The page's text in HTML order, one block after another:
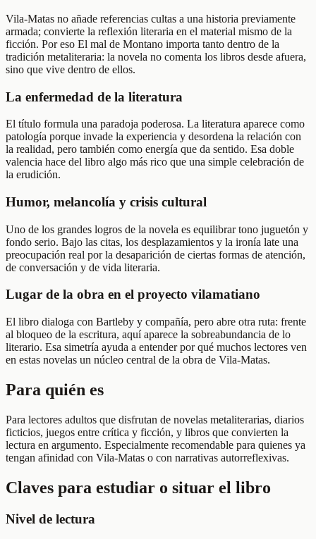
Vila-Matas no añade referencias cultas a una historia previamente
armada; convierte la reflexión literaria en el material mismo de la
ficción. Por eso El mal de Montano importa tanto dentro de la
tradición metaliteraria: la novela no comenta los libros desde afuera,
sino que vive dentro de ellos.
La enfermedad de la literatura
El título formula una paradoja poderosa. La literatura aparece como
patología porque invade la experiencia y desordena la relación con
la realidad, pero también como energía que da sentido. Esa doble
valencia hace del libro algo más rico que una simple celebración de
la erudición.
Humor, melancolía y crisis cultural
Uno de los grandes logros de la novela es equilibrar tono juguetón y
fondo serio. Bajo las citas, los desplazamientos y la ironía late una
preocupación real por la desaparición de ciertas formas de atención,
de conversación y de vida literaria.
Lugar de la obra en el proyecto vilamatiano
El libro dialoga con Bartleby y compañía, pero abre otra ruta: frente
al bloqueo de la escritura, aquí aparece la sobreabundancia de lo
literario. Esa simetría ayuda a entender por qué muchos lectores ven
en estas novelas un núcleo central de la obra de Vila-Matas.
Para quién es
Para lectores adultos que disfrutan de novelas metaliterarias, diarios
ficticios, juegos entre crítica y ficción, y libros que convierten la
lectura en argumento. Especialmente recomendable para quienes ya
tengan afinidad con Vila-Matas o con narrativas autorreflexivas.
Claves para estudiar o situar el libro
Nivel de lectura